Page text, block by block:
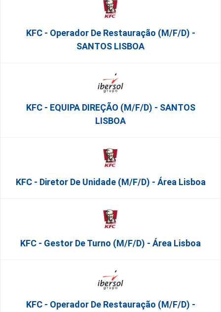
KFC - Operador De Restauração (m/f/d) -
SANTOS LISBOA
KFC - EQUIPA DIREÇÃO (m/f/d) - SANTOS
LISBOA
KFC - Diretor De Unidade (m/f/d) - Área Lisboa
KFC - Gestor De Turno (m/f/d) - Área Lisboa
KFC - Operador De Restauração (m/f/d) -